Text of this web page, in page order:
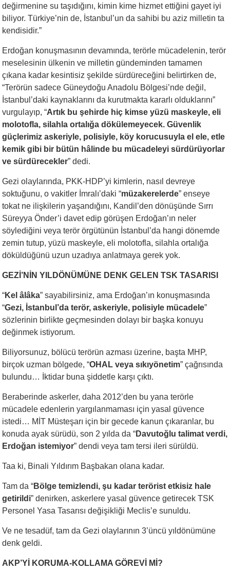
değirmenine su taşıdığını, kimin kime hizmet ettiğini gayet iyi
biliyor. Türkiye’nin de, İstanbul’un da sahibi bu aziz milletin ta
kendisidir.”
Erdoğan konuşmasının devamında, terörle mücadelenin, terör
meselesinin ülkenin ve milletin gündeminden tamamen
çıkana kadar kesintisiz şekilde sürdüreceğini belirtirken de,
“Terörün sadece Güneydoğu Anadolu Bölgesi’nde değil,
İstanbul’daki kaynaklarını da kurutmakta kararlı olduklarını”
vurgulayıp, “Artık bu şehirde hiç kimse yüzü maskeyle, eli
molotofla, silahla ortalığa dökülemeyecek. Güvenlik
güçlerimiz askeriyle, polisiyle, köy korucusuyla el ele, etle
kemik gibi bir bütün hâlinde bu mücadeleyi sürdürüyorlar
ve sürdürecekler” dedi.
Gezi olaylarında, PKK-HDP’yi kimlerin, nasıl devreye
soktuğunu, o vakitler İmralı’daki “müzakerelerde” enseye
tokat ne ilişkilerin yaşandığını, Kandil’den dönüşünde Sırrı
Süreyya Önder’i davet edip görüşen Erdoğan’ın neler
söylediğini veya terör örgütünün İstanbul’da hangi dönemde
zemin tutup, yüzü maskeyle, eli molotofla, silahla ortalığa
döküldüğünü uzun uzadıya anlatmaya gerek yok.
GEZİ’NİN YILDÖNÜMÜNE DENK GELEN TSK TASARISI
“Kel âlâka” sayabilirsiniz, ama Erdoğan’ın konuşmasında
“Gezi, İstanbul’da terör, askeriyle, polisiyle mücadele”
sözlerinin birlikte geçmesinden dolayı bir başka konuyu
değinmek istiyorum.
Biliyorsunuz, bölücü terörün azması üzerine, başta MHP,
birçok uzman bölgede, “OHAL veya sıkıyönetim” çağrısında
bulundu… İktidar buna şiddetle karşı çıktı.
Beraberinde askerler, daha 2012’den bu yana terörle
mücadele edenlerin yargılanmaması için yasal güvence
istedi… MİT Müsteşarı için bir gecede kanun çıkaranlar, bu
konuda ayak sürüdü, son 2 yılda da “Davutoğlu talimat verdi,
Erdoğan istemiyor” dendi veya tam tersi ileri sürüldü.
Taa ki, Binali Yıldırım Başbakan olana kadar.
Tam da “Bölge temizlendi, şu kadar terörist etkisiz hale
getirildi” denirken, askerlere yasal güvence getirecek TSK
Personel Yasa Tasarısı değişikliği Meclis’e sunuldu.
Ve ne tesadüf, tam da Gezi olaylarının 3’üncü yıldönümüne
denk geldi.
AKP’Yİ KORUMA-KOLLAMA GÖREVİ Mİ?